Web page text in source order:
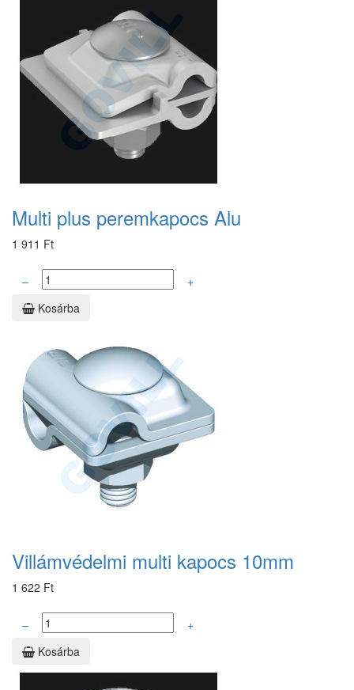
Multi plus peremkapocs Alu
1 911 Ft
–
+
Kosárba
Villámvédelmi multi kapocs 10mm
1 622 Ft
–
+
Kosárba